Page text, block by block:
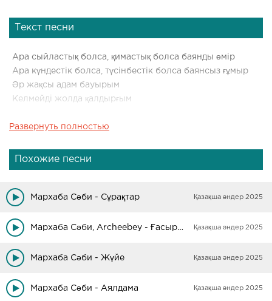
Текст песни
Ара сыйластық болса, қимастық болса баянды өмір
Ара күндестік болса, түсінбестік болса баянсыз ғұмыр
Әр жақсы адам бауырым
Келмейді жолда қалдырғым
Қайда жүрсең де қайда
Талай, түссең де сынға
Ешкімді батырма мұңға.
Бүгін өкпелесең де, ертеңгі күні
өзгерер әлі
Екі жүзді мына жер жүзінде
Орын бар шынайы сезімге
Развернуть полностью
Похожие песни
Мархаба Сәби - Сұрақтар Қазақша әндер 2025
Мархаба Сәби, Archeebey - Ғасырлық мұң Қазақша әндер 2025
Мархаба Сәби - Жүйе Қазақша әндер 2025
Мархаба Сәби - Аялдама Қазақша әндер 2025